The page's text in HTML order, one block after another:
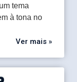
tema
à tona no
Ver mais »